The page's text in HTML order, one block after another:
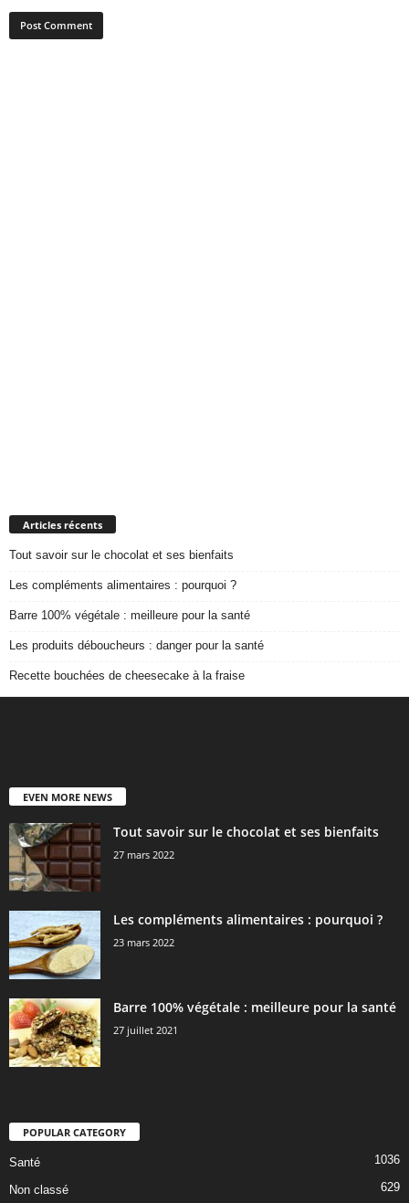
Articles récents
Tout savoir sur le chocolat et ses bienfaits
Les compléments alimentaires : pourquoi ?
Barre 100% végétale : meilleure pour la santé
Les produits déboucheurs : danger pour la santé
Recette bouchées de cheesecake à la fraise
EVEN MORE NEWS
Tout savoir sur le chocolat et ses bienfaits
27 mars 2022
Les compléments alimentaires : pourquoi ?
23 mars 2022
Barre 100% végétale : meilleure pour la santé
27 juillet 2021
POPULAR CATEGORY
Santé 1036
Non classé 629